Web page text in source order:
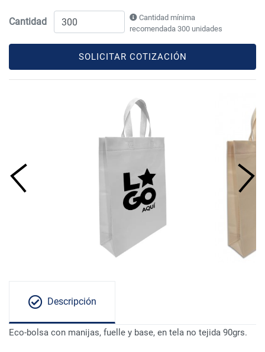
Cantidad
Cantidad mínima
recomendada 300 unidades
SOLICITAR COTIZACIÓN
Descripción
Eco-bolsa con manijas, fuelle y base, en tela no tejida 90grs.